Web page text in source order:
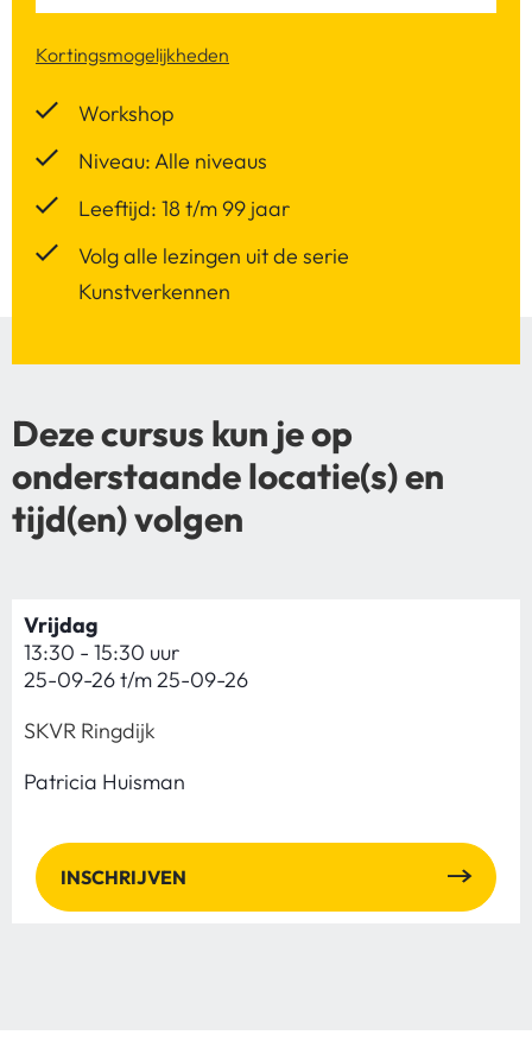
Kortingsmogelijkheden
Workshop
Niveau: Alle niveaus
Leeftijd: 18 t/m 99 jaar
Volg alle lezingen uit de serie
Kunstverkennen
Deze cursus kun je op
onderstaande locatie(s) en
tijd(en) volgen
Vrijdag
13:30 - 15:30 uur
25-09-26 t/m 25-09-26
SKVR Ringdijk
Patricia Huisman
INSCHRIJVEN